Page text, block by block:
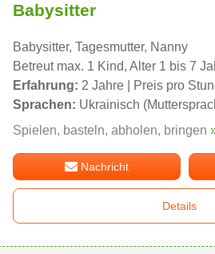
Babysitter
Babysitter, Tagesmutter, Nanny
Betreut max. 1 Kind, Alter 1 bis 7
Erfahrung: 2 Jahre | Preis pro
Sprachen: Ukrainisch
Spielen, basteln, abholen, bringen
Nachricht
Details